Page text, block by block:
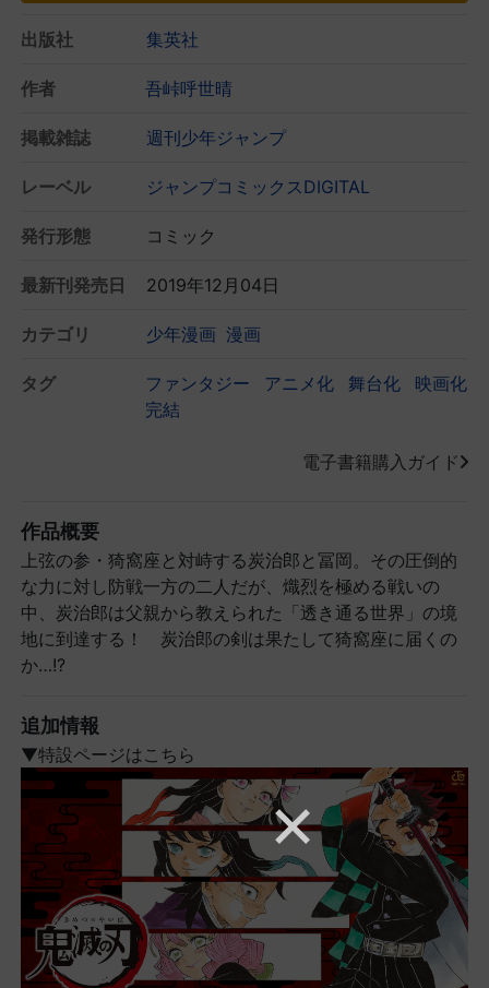
出版社 集英社
作者 吾峠呼世晴
掲載雑誌 週刊少年ジャンプ
レーベル ジャンプコミックスDIGITAL
発行形態 コミック
最新刊発売日 2019年12月04日
カテゴリ 少年漫画 漫画
タグ ファンタジー アニメ化 舞台化
映画化
完結
電子書籍購入ガイド
作品概要
上弦の参・猗窩座と対峙する炭治郎と冨岡。その圧倒的
な力に対し防戦一方の二人だが、熾烈を極める戦いの
中、炭治郎は父親から教えられた「透き通る世界」の境
地に到達する！ 炭治郎の剣は果たして猗窩座に届くの
か…!?
追加情報
▼特設ページはこちら